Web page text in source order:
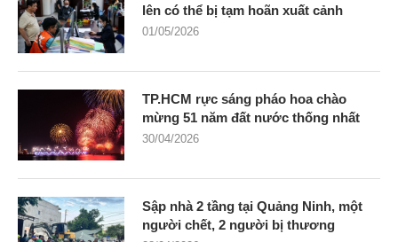
lên có thể bị tạm hoãn xuất cảnh
01/05/2026
TP.HCM rực sáng pháo hoa chào
mừng 51 năm đất nước thống nhất
30/04/2026
Sập nhà 2 tầng tại Quảng Ninh, một
người chết, 2 người bị thương